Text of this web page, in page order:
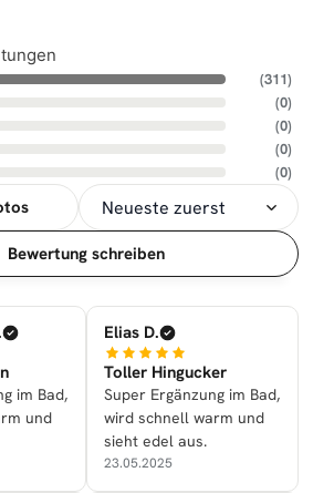
(311)
(0)
(0)
(0)
(0)
Bewertung schreiben
im Bad,
und
Elias D.
Toller Hingucker
Super Ergänzung im Bad,
wird schnell warm und
sieht edel aus.
23.05.2025